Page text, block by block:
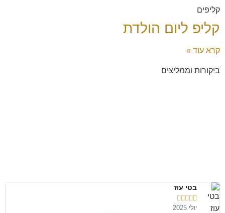
קליפים
קליפ ליום הולדת
קרא עוד »
ביקורות וממליצים
בטי עוז





יולי 2025